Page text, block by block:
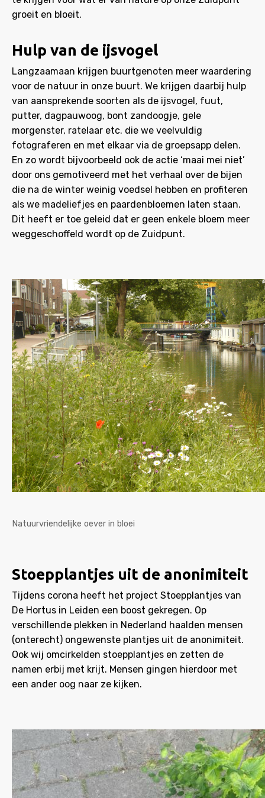
groeit en bloeit.
Hulp van de ijsvogel
Langzaamaan krijgen buurtgenoten meer waardering
voor de natuur in onze buurt. We krijgen daarbij hulp
van aansprekende soorten als de ijsvogel, fuut,
putter, dagpauwoog, bont zandoogje, gele
morgenster, ratelaar etc. die we veelvuldig
fotograferen en met elkaar via de groepsapp delen.
En zo wordt bijvoorbeeld ook de actie ‘maai mei niet’
door ons gemotiveerd met het verhaal over de bijen
die na de winter weinig voedsel hebben en profiteren
als we madeliefjes en paardenbloemen laten staan.
Dit heeft er toe geleid dat er geen enkele bloem meer
weggeschoffeld wordt op de Zuidpunt.
Natuurvriendelijke oever in bloei
Stoepplantjes uit de anonimiteit
Tijdens corona heeft het project Stoepplantjes van
De Hortus in Leiden een boost gekregen. Op
verschillende plekken in Nederland haalden mensen
(onterecht) ongewenste plantjes uit de anonimiteit.
Ook wij omcirkelden stoepplantjes en zetten de
namen erbij met krijt. Mensen gingen hierdoor met
een ander oog naar ze kijken.